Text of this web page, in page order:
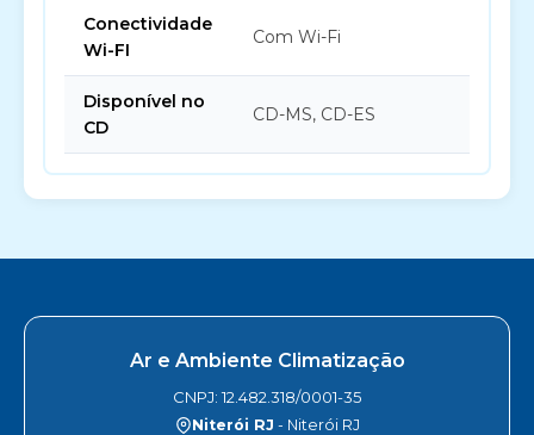
Conectividade
Wi-FI
Com Wi-Fi
Disponível no
CD
CD-MS, CD-ES
Ar e Ambiente Climatização
CNPJ: 12.482.318/0001-35
Niterói RJ - Niterói RJ